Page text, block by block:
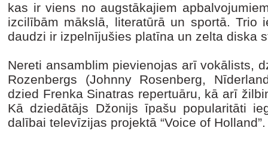
kas ir viens no augstākajiem
izcilībām mākslā, literatūrā un sportā. Trio
daudzi ir izpelnījušies platīna un zelta diska
Nereti ansamblim pievienojas arī vokālists,
Rozenbergs (Johnny Rosenberg,
dzied Frenka Sinatras repertuāru, kā arī
Kā dziedātājs Džonijs īpašu popularitāti
dalībai televīzijas projektā “Voice of Holland”.